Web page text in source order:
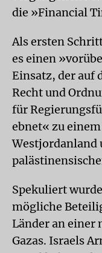
die »Financial
Als ersten
es einen
Einsatz, der auf
Recht und
für
ebnet« zu
Westjordanland
Spekuliert
mögliche
Länder an einer
Gazas. Israels